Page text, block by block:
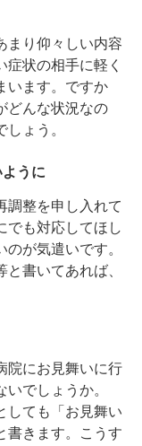
まり仰々しい内容
状の相手に軽く
います。ですか
どんな状況なの
ょう。
うに
調整を申し入れて
でも対応してほし
が気遣いです。
と書いてあれば、
院にお見舞いに行
でしょうか。
しても「お見舞い
書きます。こうす